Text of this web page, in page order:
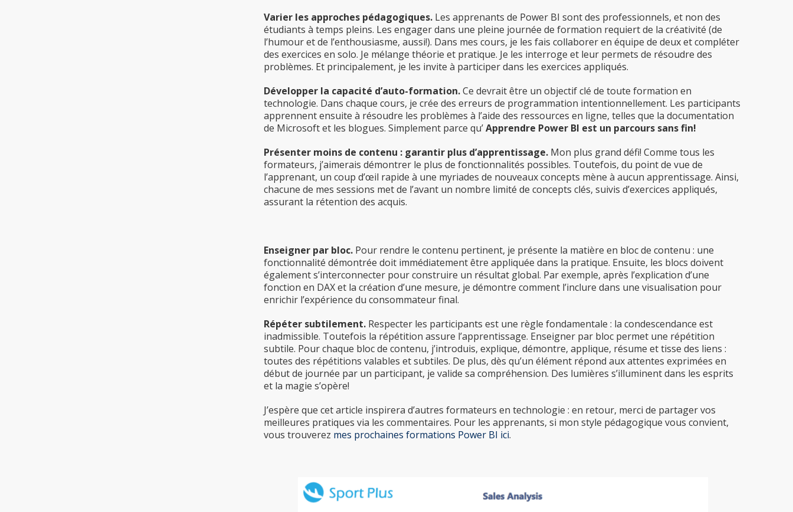
Varier les approches pédagogiques. Les apprenants de Power BI sont des professionnels, et non des
étudiants à temps pleins. Les engager dans une pleine journée de formation requiert de la créativité (de
l’humour et de l’enthousiasme, aussi!). Dans mes cours, je les fais collaborer en équipe de deux et compléter
des exercices en solo. Je mélange théorie et pratique. Je les interroge et leur permets de résoudre des
problèmes. Et principalement, je les invite à participer dans les exercices appliqués.
Développer la capacité d’auto-formation.Ce devrait être un objectif clé de toute formation en
technologie. Dans chaque cours, je crée des erreurs de programmation intentionnellement. Les participants
apprennent ensuite à résoudre les problèmes à l’aide des ressources en ligne, telles que la documentation
de Microsoft et les blogues. Simplement parce qu’Apprendre Power BI est un parcours sans fin!
Présenter moins de contenu : garantir plus d’apprentissage. Mon plus grand défi! Comme tous les
formateurs, j’aimerais démontrer le plus de fonctionnalités possibles. Toutefois, du point de vue de
l’apprenant, un coup d’œil rapide à une myriades de nouveaux concepts mène à aucun apprentissage. Ainsi,
chacune de mes sessions met de l’avant un nombre limité de concepts clés, suivis d’exercices appliqués,
assurant la rétention des acquis.
Enseigner par bloc. Pour rendre le contenu pertinent, je présente la matière en bloc de contenu : une
fonctionnalité démontrée doit immédiatement être appliquée dans la pratique. Ensuite, les blocs doivent
également s’interconnecter pour construire un résultat global. Par exemple, après l’explication d’une
fonction en DAX et la création d’une mesure, je démontre comment l’inclure dans une visualisation pour
enrichir l’expérience du consommateur final.
Répéter subtilement. Respecter les participants est une règle fondamentale : la condescendance est
inadmissible. Toutefois la répétition assure l’apprentissage. Enseigner par bloc permet une répétition
subtile. Pour chaque bloc de contenu, j’introduis, explique, démontre, applique, résume et tisse des liens :
toutes des répétitions valables et subtiles. De plus, dès qu’un élément répond aux attentes exprimées en
début de journée par un participant, je valide sa compréhension. Des lumières s’illuminent dans les esprits
et la magie s’opère!
J’espère que cet article inspirera d’autres formateurs en technologie : en retour, merci de partager vos
meilleures pratiques via les commentaires. Pour les apprenants, si mon style pédagogique vous convient,
vous trouverez mes prochaines formations Power BI ici.